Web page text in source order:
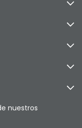
nuestros